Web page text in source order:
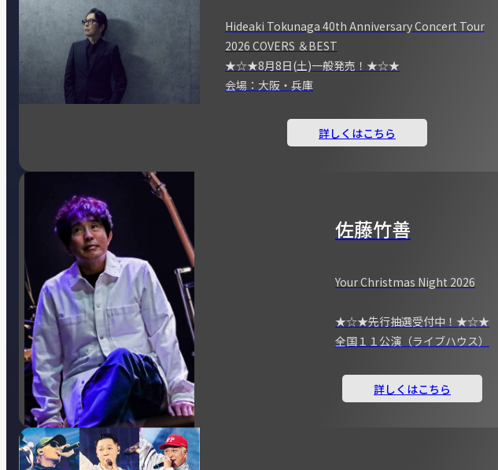
Hideaki Tokunaga 40th Anniversary Concert Tour
2026 COVERS ＆BEST
★☆★8月8日(土)一般発売！★☆★
会場：大阪・兵庫
詳しくはこちら
佐藤竹善
Your Christmas Night 2026
★☆★先行抽選受付中！★☆★
全国１１公演（ライブハウス）
詳しくはこちら